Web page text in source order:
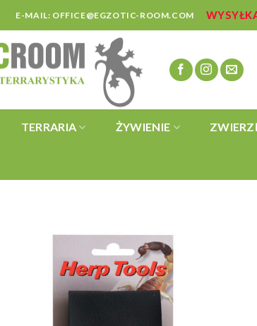
E-MAIL: OFFICE@EGZOTIC-ROOM.COM
TERRARIA ŻYWIENIE